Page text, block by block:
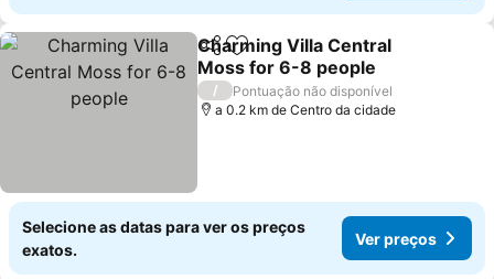
PartilharAdicionar aos favoritos
Charming Villa Central
Moss for 6-8 people
Ver preços
/
Pontuação não disponível
a 0.2 km de Centro da cidade
Selecione as datas para ver os preços
exatos.
Ver preços